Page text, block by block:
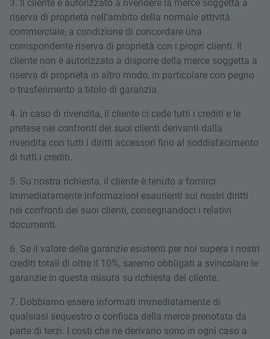
3. Il cliente è autorizzato a rivendere la merce soggetta a
riserva di proprietà nell'ambito della normale attività
commerciale, a condizione di concordare una
corrispondente riserva di proprietà con i propri clienti. Il
cliente non è autorizzato a disporre della merce soggetta a
riserva di proprietà in altro modo, in particolare con pegno
o trasferimento a titolo di garanzia.
4. In caso di rivendita, il cliente ci cede tutti i crediti e le
pretese nei confronti dei suoi clienti derivanti dalla
rivendita con tutti i diritti accessori fino al soddisfacimento
di tutti i crediti.
5. Su nostra richiesta, il cliente è tenuto a fornirci
immediatamente informazioni esaurienti sui nostri diritti
nei confronti dei suoi clienti, consegnandoci i relativi
documenti.
6. Se il valore delle garanzie esistenti per noi supera i nostri
crediti totali di oltre il 10%, saremo obbligati a svincolare le
garanzie in questa misura su richiesta del cliente.
7. Dobbiamo essere informati immediatamente di
qualsiasi sequestro o confisca della merce prenotata da
parte di terzi. I costi che ne derivano sono in ogni caso a